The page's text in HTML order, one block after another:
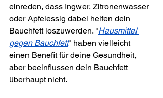
einreden, dass Ingwer, Zitronenwasser
oder Apfelessig dabei helfen dein
Bauchfett loszuwerden. "Hausmittel
gegen Bauchfett" haben vielleicht
einen Benefit für deine Gesundheit,
aber beeinflussen dein Bauchfett
überhaupt nicht.